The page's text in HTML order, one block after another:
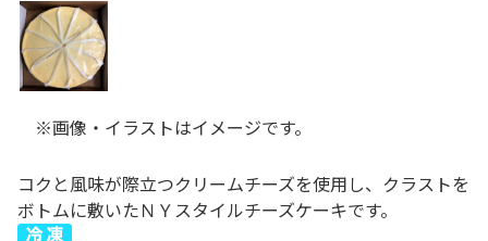
※画像・イラストはイメージです。
コクと風味が際立つクリームチーズを使用し、クラストを
ボトムに敷いたＮＹスタイルチーズケーキです。